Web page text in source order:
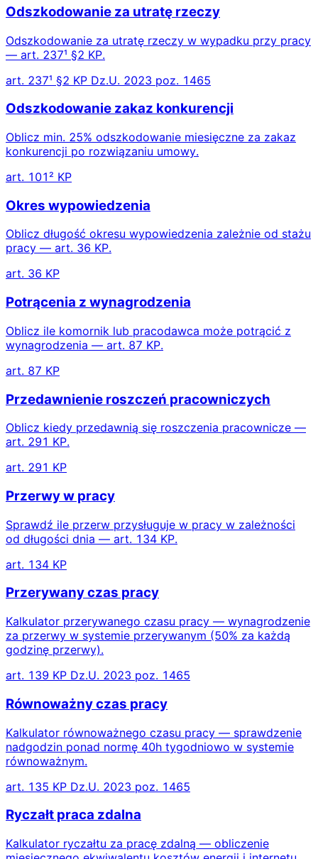
Odszkodowanie za utratę rzeczy
Odszkodowanie za utratę rzeczy w wypadku przy pracy
— art. 237¹ §2 KP.
art. 237¹ §2 KP Dz.U. 2023 poz. 1465
Odszkodowanie zakaz konkurencji
Oblicz min. 25% odszkodowanie miesięczne za zakaz
konkurencji po rozwiązaniu umowy.
art. 101² KP
Okres wypowiedzenia
Oblicz długość okresu wypowiedzenia zależnie od stażu
pracy — art. 36 KP.
art. 36 KP
Potrącenia z wynagrodzenia
Oblicz ile komornik lub pracodawca może potrącić z
wynagrodzenia — art. 87 KP.
art. 87 KP
Przedawnienie roszczeń pracowniczych
Oblicz kiedy przedawnią się roszczenia pracownicze —
art. 291 KP.
art. 291 KP
Przerwy w pracy
Sprawdź ile przerw przysługuje w pracy w zależności
od długości dnia — art. 134 KP.
art. 134 KP
Przerywany czas pracy
Kalkulator przerywanego czasu pracy — wynagrodzenie
za przerwy w systemie przerywanym (50% za każdą
godzinę przerwy).
art. 139 KP Dz.U. 2023 poz. 1465
Równoważny czas pracy
Kalkulator równoważnego czasu pracy — sprawdzenie
nadgodzin ponad normę 40h tygodniowo w systemie
równoważnym.
art. 135 KP Dz.U. 2023 poz. 1465
Ryczałt praca zdalna
Kalkulator ryczałtu za pracę zdalną — obliczenie